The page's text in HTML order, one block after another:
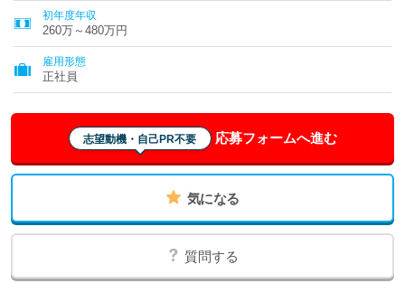
初年度年収
260万～480万円
雇用形態
正社員
志望動機・自己PR不要 応募フォームへ進む
気になる
質問する